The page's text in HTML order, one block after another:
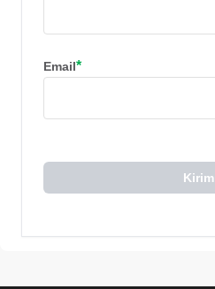
Email*
Kirim